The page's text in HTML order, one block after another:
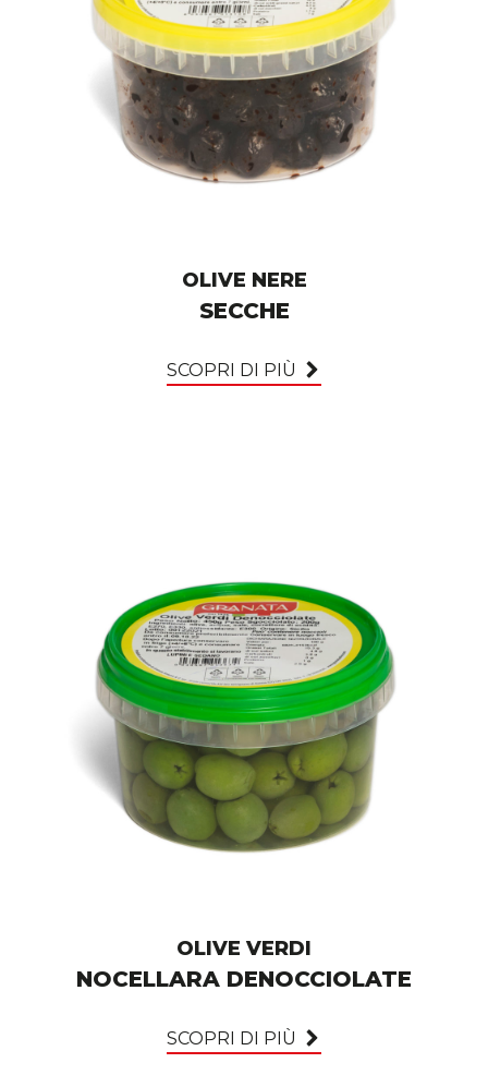
OLIVE NERE
SECCHE
SCOPRI DI PIÙ
OLIVE VERDI
NOCELLARA DENOCCIOLATE
SCOPRI DI PIÙ